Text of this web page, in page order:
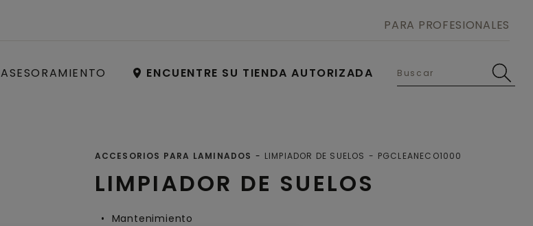
ASESORAMIENTO ENCUENTRE SU TIENDA AUTORIZADA
PARA PROFESIONALES
LIMPIADOR DE SUELOS
ACCESORIOS PARA LAMINADOS LIMPIADOR DE SUELOS PGCLEANECO1000
Mantenimiento